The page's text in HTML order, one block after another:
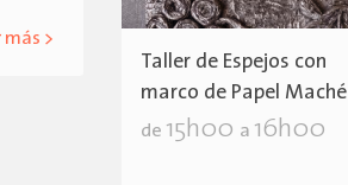
más >
Taller de Espejos con
marco de Papel Maché
de 15h00 a 16h00